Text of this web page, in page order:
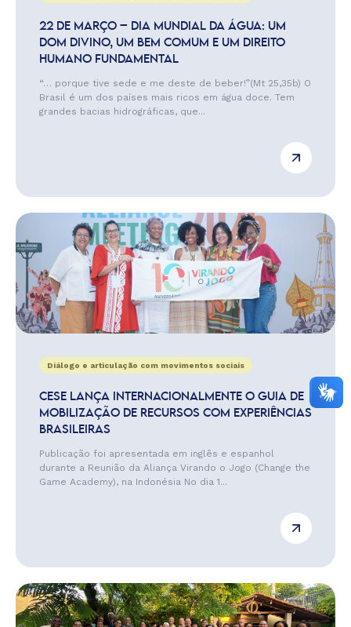
22 DE MARÇO – DIA MUNDIAL DA ÁGUA: UM
DOM DIVINO, UM BEM COMUM E UM DIREITO
HUMANO FUNDAMENTAL
“… porque tive sede e me deste de beber!”(Mt 25,35b) O
Brasil é um dos países mais ricos em água doce. Tem
grandes bacias hidrográficas, que...
Diálogo e articulação com movimentos sociais
CESE LANÇA INTERNACIONALMENTE O GUIA DE
MOBILIZAÇÃO DE RECURSOS COM EXPERIÊNCIAS
BRASILEIRAS
Publicação foi apresentada em inglês e espanhol
durante a Reunião da Aliança Virando o Jogo (Change the
Game Academy), na Indonésia No dia 1...